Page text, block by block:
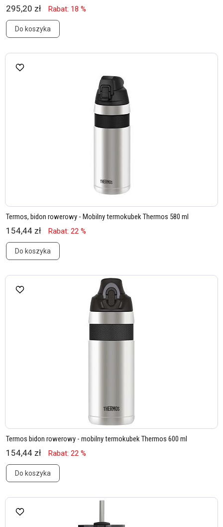
295,20 zł Rabat: 18 %
Do koszyka
Termos, bidon rowerowy - Mobilny termokubek Thermos 580 ml
154,44 zł Rabat: 22 %
Do koszyka
Termos bidon rowerowy - mobilny termokubek Thermos 600 ml
154,44 zł Rabat: 22 %
Do koszyka